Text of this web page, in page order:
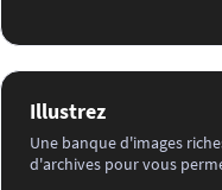
Illustrez
Une banque d'images
d'archives pour vous